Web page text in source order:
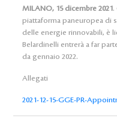
MILANO, 15 dicembre 2021.
piattaforma paneuropea di
delle energie rinnovabili, è
Belardinelli entrerà a far
da gennaio 2022.
Allegati
2021-12-15-GGE-PR-